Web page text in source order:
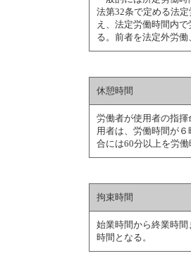
法第32条で定める法
え、法定労働時間内
る。前者を法定外労
休憩時間
労働者が使用者の指
用者は、労働時間が
合には60分以上を労
拘束時間
始業時間から終業時
時間となる。